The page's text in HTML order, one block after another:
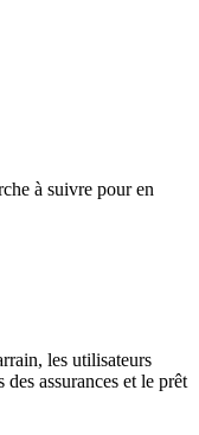
à suivre pour en
les utilisateurs
assurances et le prêt